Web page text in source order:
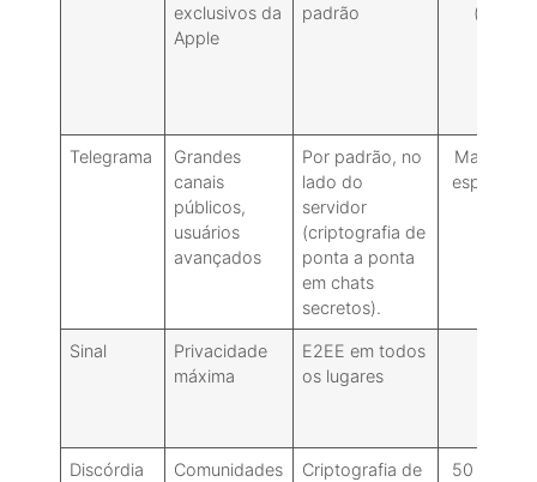
exclusivos da
Apple
padrão
Telegrama
Grandes
canais
públicos,
usuários
avançados
Por padrão, no
lado do
servidor
(criptografia de
ponta a ponta
em chats
secretos).
Mais de
Sinal
Privacidade
máxima
E2EE em todos
os lugares
Discórdia
Comunidades
Criptografia de
50